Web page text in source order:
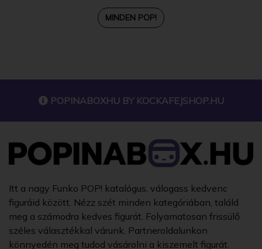
MINDEN POP!
POPINABOXHU BY KOCKAFEJSHOP.HU
Itt a nagy Funko POP! katalógus, válogass kedvenc
figuráid között. Nézz szét minden kategóriában, találd
meg a számodra kedves figurát. Folyamatosan frissülő
széles választékkal várunk. Partneroldalunkon
könnyedén meg tudod vásárolni a kiszemelt figurát.